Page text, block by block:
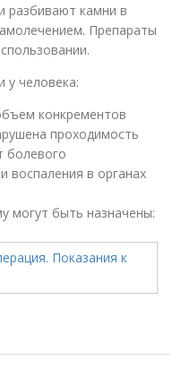
разбивают камни в
Препараты
у человека:
конкрементов
проходимость
болевого
воспаления в органах
могут быть назначены: